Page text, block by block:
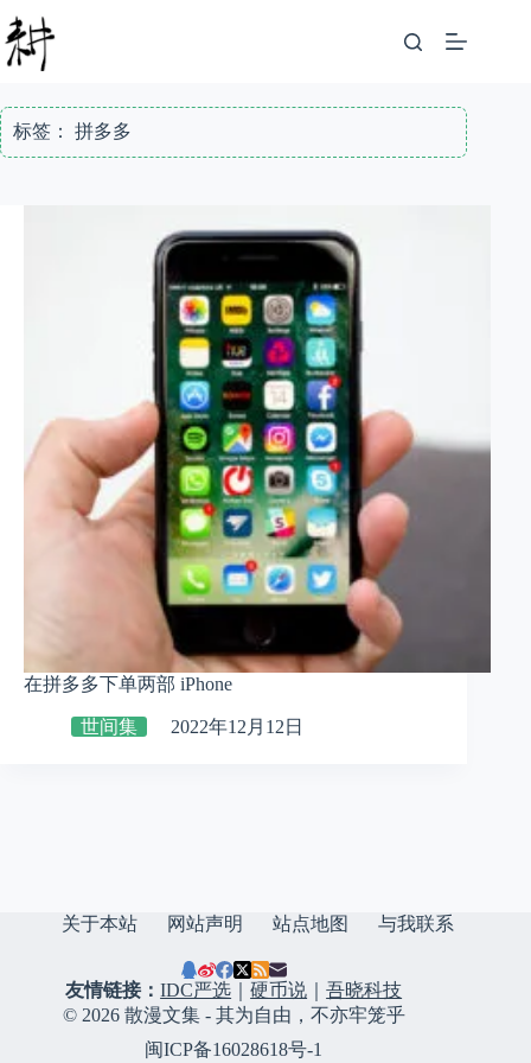
至
内
标签： 拼多多
在拼多多下单两部 iPhone
世间集 2022年12月12日
关于本站 网站声明 站点地图 与我联系
友情链接：IDC严选 ｜硬币说 ｜吾晓科技
© 2026 散漫文集 - 其为自由，不亦牢笼乎
闽ICP备16028618号-1